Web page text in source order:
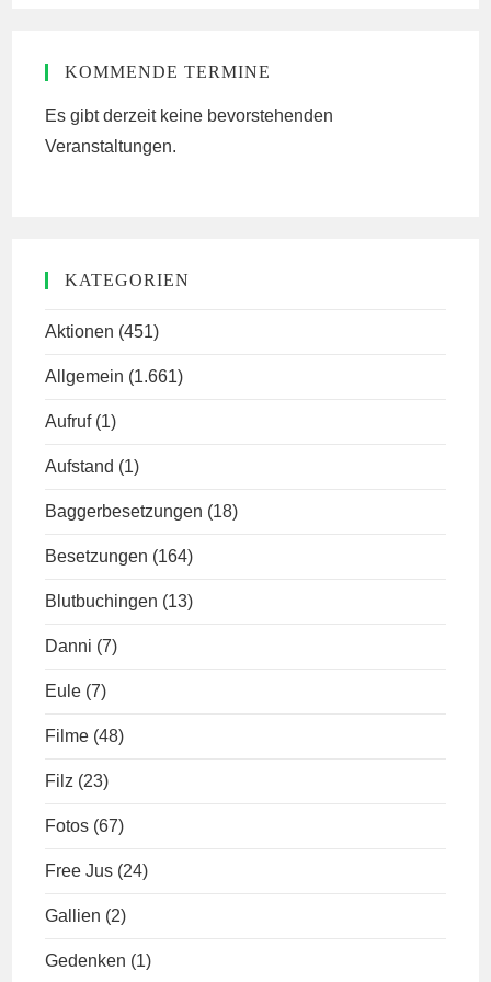
KOMMENDE TERMINE
Es gibt derzeit keine bevorstehenden
Veranstaltungen.
KATEGORIEN
Aktionen (451)
Allgemein (1.661)
Aufruf (1)
Aufstand (1)
Baggerbesetzungen (18)
Besetzungen (164)
Blutbuchingen (13)
Danni (7)
Eule (7)
Filme (48)
Filz (23)
Fotos (67)
Free Jus (24)
Gallien (2)
Gedenken (1)